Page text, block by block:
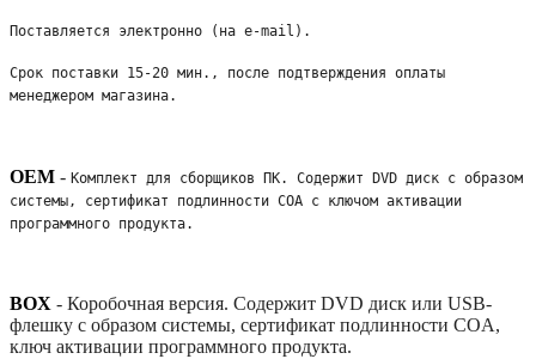
Поставляется электронно (на e-mail).
Срок поставки 15-20 мин., после подтверждения оплаты
менеджером магазина.
OEM - Комплект для сборщиков ПК. Содержит DVD диск с образом
системы, сертификат подлинности COA с ключом активации
программного продукта.
BOX - Коробочная версия. Содержит DVD диск или USB-
флешку с образом системы, сертификат подлинности COA,
ключ активации программного продукта.